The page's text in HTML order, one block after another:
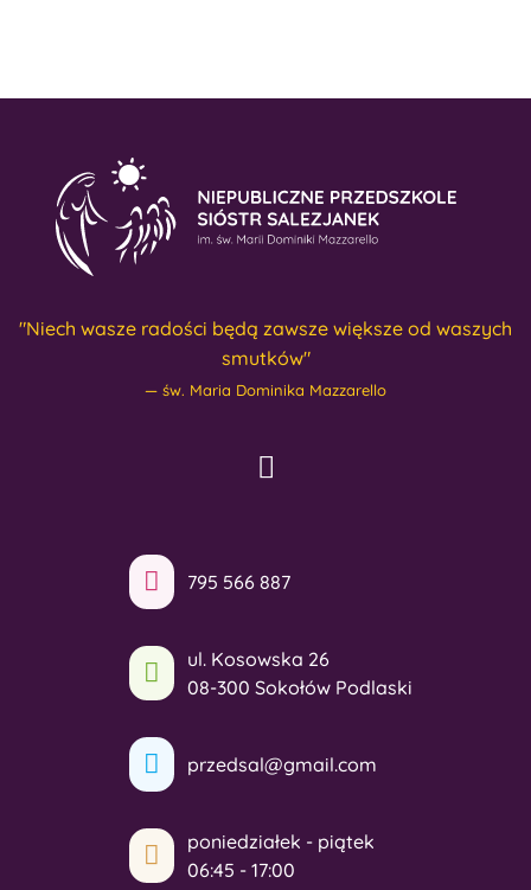
"Niech wasze radości będą zawsze większe od waszych
smutków"
św. Maria Dominika Mazzarello
795 566 887
ul. Kosowska 26
08-300 Sokołów Podlaski
przedsal@gmail.com
poniedziałek - piątek
06:45 - 17:00